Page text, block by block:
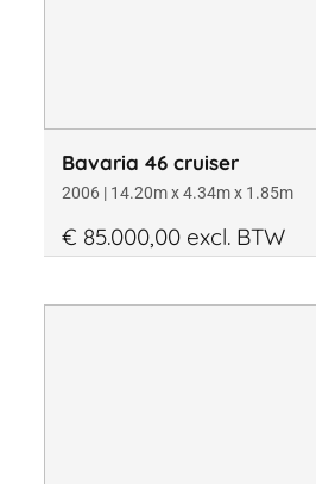
Bavaria 46 cruiser
2006 | 14.20m x 4.34m x 1.85m
€ 85.000,00 excl. BTW